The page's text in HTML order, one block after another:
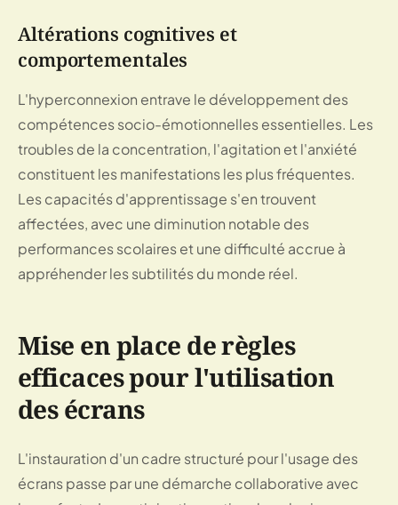
Altérations cognitives et
comportementales
L'hyperconnexion entrave le développement des
compétences socio-émotionnelles essentielles. Les
troubles de la concentration, l'agitation et l'anxiété
constituent les manifestations les plus fréquentes.
Les capacités d'apprentissage s'en trouvent
affectées, avec une diminution notable des
performances scolaires et une difficulté accrue à
appréhender les subtilités du monde réel.
Mise en place de règles
efficaces pour l'utilisation
des écrans
L'instauration d'un cadre structuré pour l'usage des
écrans passe par une démarche collaborative avec